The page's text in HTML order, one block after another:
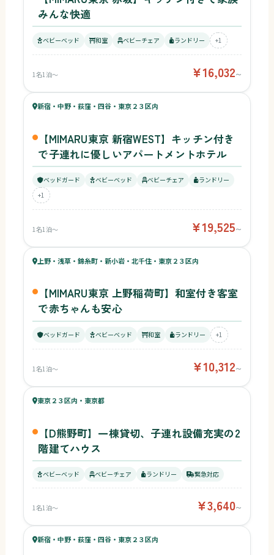
みんな快適
ベビーベッド 和室 ベビーチェア ランドリー +1
1名1泊〜 ¥16,032〜
48ベビー
47キッズ
新宿・中野・荻窪・四谷・東京２３区内
【MIMARU東京 新宿WEST】キッチン付き
で子連れに優しいアパートメントホテル
ベッドガード ベビーベッド ベビーチェア
ランドリー
+1
1名1泊〜 ¥19,525〜
48ベビー
48キッズ
上野・浅草・錦糸町・新小岩・北千住・東京２３区内
【MIMARU東京 上野稲荷町】和室付き客室
で赤ちゃんも安心
ベッドガード ベビーベッド 和室 ランドリー +1
1名1泊〜 ¥10,312〜
47ベビー
43キッズ
東京２３区内・東京都
【D熊野町】一棟貸切、子連れ設備充実の2
階建てハウス
ベビーベッド ベビーチェア ランドリー 緊急対応
1名1泊〜 ¥3,640〜
45ベビー
53キッズ
新宿・中野・荻窪・四谷・東京２３区内